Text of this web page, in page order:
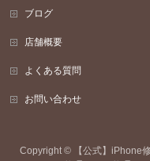
ブログ
店舗概要
よくある質問
お問い合わせ
Copyright ©
【公式】